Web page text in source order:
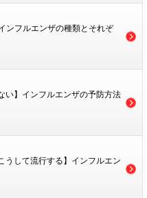
ンフルエンザの種類とそれぞ
い】インフルエンザの予防方法
うして流行する】インフルエン